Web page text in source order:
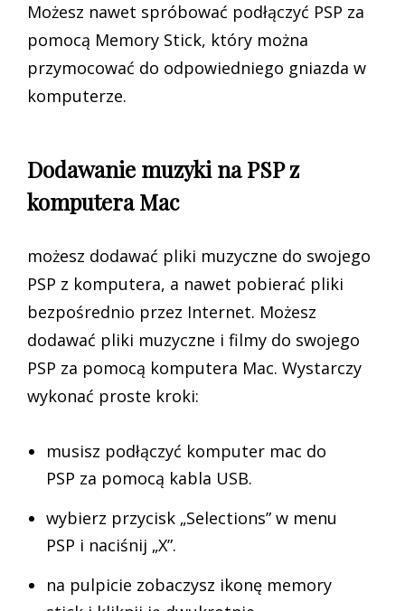
Możesz nawet spróbować podłączyć PSP za
pomocą Memory Stick, który można
przymocować do odpowiedniego gniazda w
komputerze.
Dodawanie muzyki na PSP z
komputera Mac
możesz dodawać pliki muzyczne do swojego
PSP z komputera, a nawet pobierać pliki
bezpośrednio przez Internet. Możesz
dodawać pliki muzyczne i filmy do swojego
PSP za pomocą komputera Mac. Wystarczy
wykonać proste kroki:
musisz podłączyć komputer mac do
PSP za pomocą kabla USB.
wybierz przycisk „Selections” w menu
PSP i naciśnij „X”.
na pulpicie zobaczysz ikonę memory